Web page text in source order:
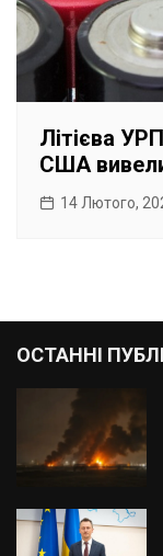
Літієва
США
14 Лютого,
ОСТАННІ